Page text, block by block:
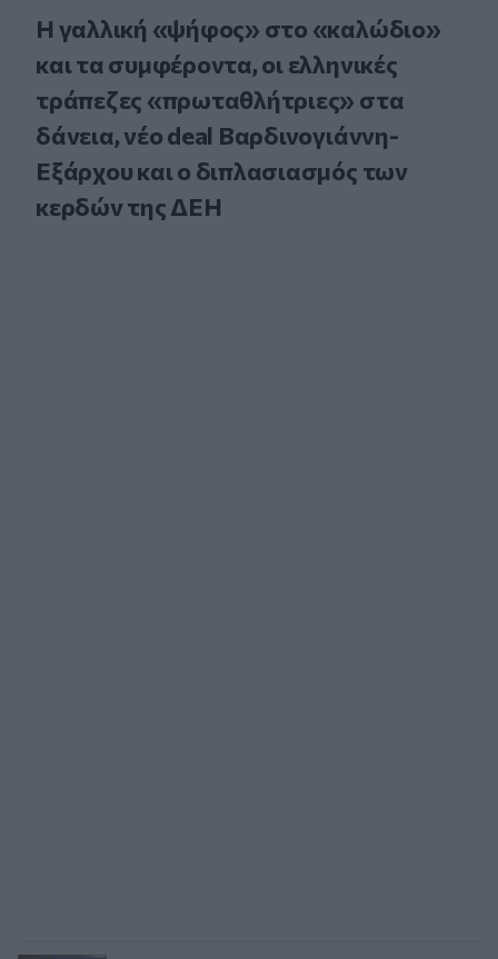
Η γαλλική «ψήφος» στο «καλώδιο»
και τα συμφέροντα, οι ελληνικές
τράπεζες «πρωταθλήτριες» στα
δάνεια, νέο deal Βαρδινογιάννη-
Εξάρχου και ο διπλασιασμός των
κερδών της ΔΕΗ